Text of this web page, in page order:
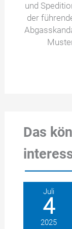
und
der
Das
Juli
4
2025